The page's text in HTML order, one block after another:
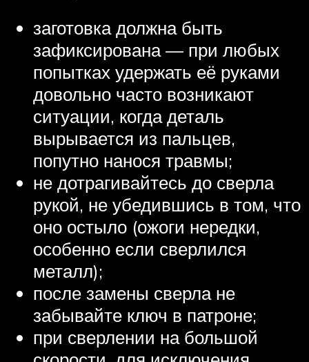
заготовка должна быть
зафиксирована — при любых
попытках удержать её руками
довольно часто возникают
ситуации, когда деталь
вырывается из пальцев,
попутно нанося травмы;
не дотрагивайтесь до сверла
рукой, не убедившись в том, что
оно остыло (ожоги нередки,
особенно если сверлился
металл);
после замены сверла не
забывайте ключ в патроне;
при сверлении на большой